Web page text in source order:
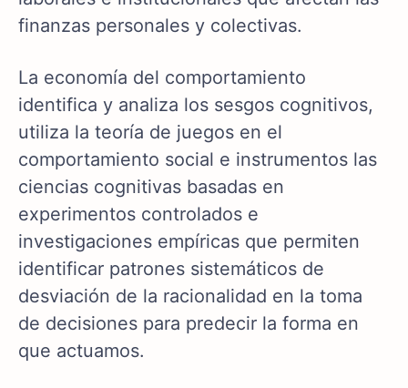
finanzas personales y colectivas.
La economía del comportamiento
identifica y analiza los sesgos cognitivos,
utiliza la teoría de juegos en el
comportamiento social e instrumentos las
ciencias cognitivas basadas en
experimentos controlados e
investigaciones empíricas que permiten
identificar patrones sistemáticos de
desviación de la racionalidad en la toma
de decisiones para predecir la forma en
que actuamos.